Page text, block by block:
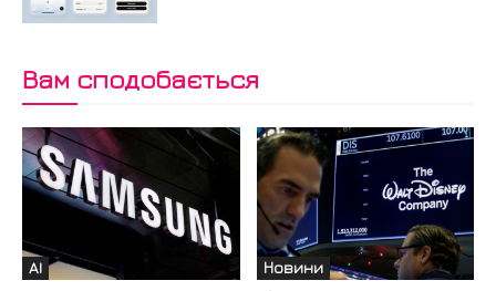
Вам сподобається
AI Новини